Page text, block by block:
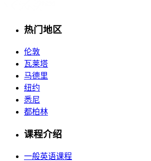
热门地区
伦敦
瓦莱塔
马德里
纽约
悉尼
都柏林
课程介绍
一般英语课程